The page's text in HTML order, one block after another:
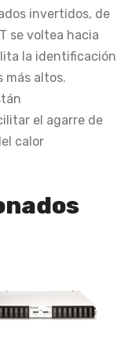
invertidos, de
se voltea hacia
la identificación
más altos.
el agarre de
calor